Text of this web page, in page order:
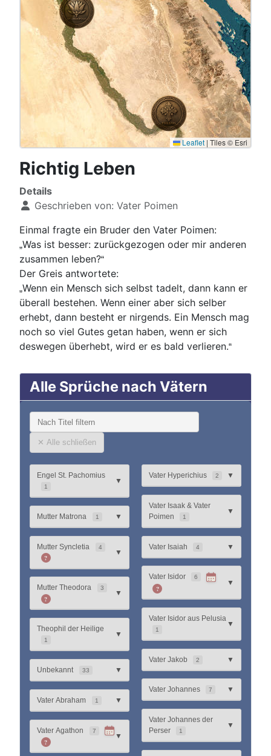
Leaflet | Tiles © Esri
Richtig Leben
Details
Geschrieben von: Vater Poimen
Einmal fragte ein Bruder den Vater Poimen:
„Was ist besser: zurückgezogen oder mir anderen
zusammen leben?“
Der Greis antwortete:
„Wenn ein Mensch sich selbst tadelt, dann kann er
überall bestehen. Wenn einer aber sich selber
erhebt, dann besteht er nirgends. Ein Mensch mag
noch so viel Gutes getan haben, wenn er sich
deswegen überhebt, wird er es bald verlieren.“
Alle Sprüche nach Vätern
✕ Alle schließen
Engel St. Pachomius
1
▼
Mutter Matrona 1 ▼
Mutter Syncletia 4
?
▼
Mutter Theodora 3
?
▼
Theophil der Heilige
1
▼
Unbekannt 33 ▼
Vater Abraham 1 ▼
Vater Agathon 7
?
▼
Vater Hyperichius 2 ▼
Vater Isaak & Vater
Poimen
1
▼
Vater Isaiah 4 ▼
Vater Isidor 6
?
▼
Vater Isidor aus Pelusia
1
▼
Vater Jakob 2 ▼
Vater Johannes 7 ▼
Vater Johannes der
Perser
1
▼